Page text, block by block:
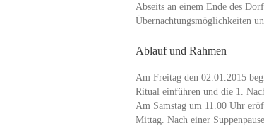
Abseits an einem Ende des
Übernachtungsmöglichkeiten
Ablauf und Rahmen
Am Freitag den 02.01.2015
Ritual einführen und die 1.
Am Samstag um 11.00 Uhr
Mittag. Nach einer